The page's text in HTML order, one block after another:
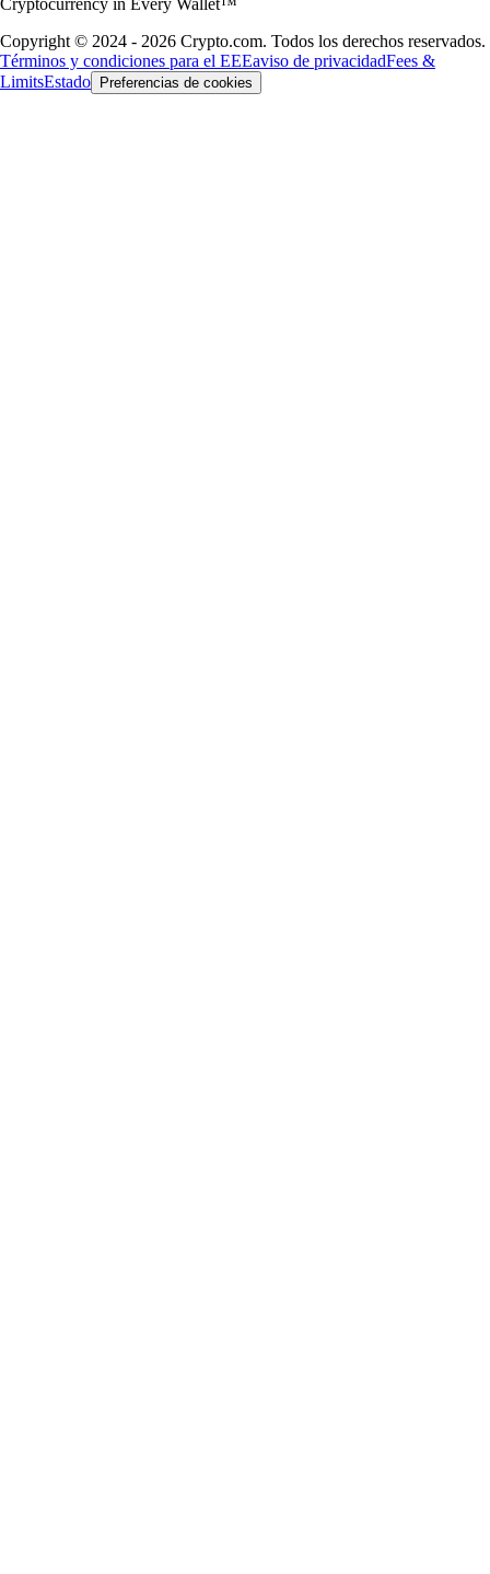
Cryptocurrency in Every Wallet™
Copyright © 2024 - 2026 Crypto.com. Todos los derechos reservados.
Términos y condiciones para el EEEaviso de privacidadFees &
LimitsEstado Preferencias de cookies